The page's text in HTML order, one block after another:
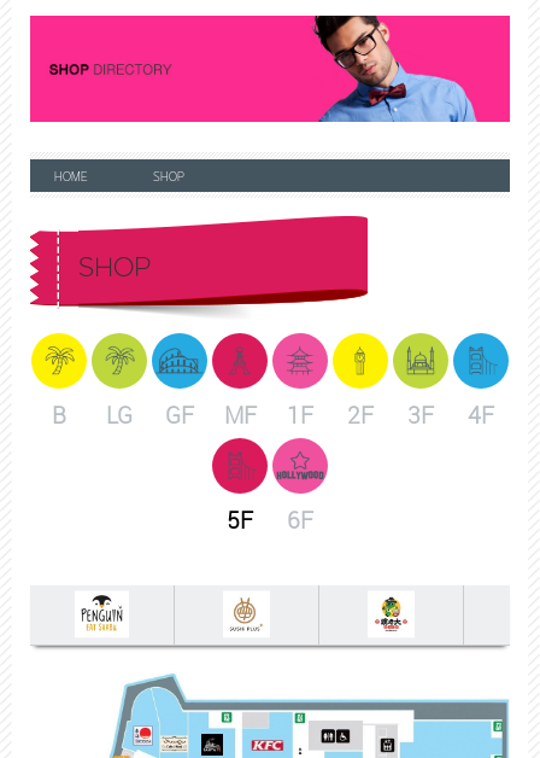
HOME SHOP
SHOP
B LG GF MF 1F 2F 3F 4F
5F 6F